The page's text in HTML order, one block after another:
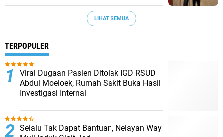
LIHAT SEMUA
TERPOPULER
Viral Dugaan Pasien Ditolak IGD RSUD
Abdul Moeloek, Rumah Sakit Buka Hasil
Investigasi Internal
Selalu Tak Dapat Bantuan, Nelayan Way